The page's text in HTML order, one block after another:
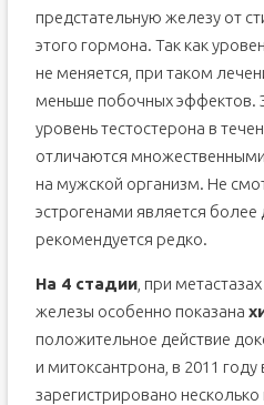
предстательную железу от
этого гормона. Так как
не меняется, при таком
меньше побочных эффектов.
уровень тестостерона в
отличаются
на мужской организм. Не
эстрогенами является
рекомендуется редко.
На 4 стадии, при
железы особенно показана
положительное действие
и митоксантрона, в 2011 году
зарегистрировано